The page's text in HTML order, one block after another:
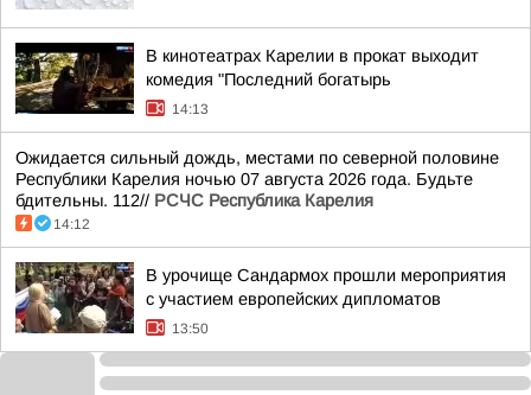
В кинотеатрах Карелии в прокат выходит
комедия "Последний богатырь
14:13
Ожидается сильный дождь, местами по северной половине
Республики Карелия ночью 07 августа 2026 года. Будьте
бдительны. 112// РСЧС Республика Карелия
14:12
В урочище Сандармох прошли мероприятия
с участием европейских дипломатов
13:50